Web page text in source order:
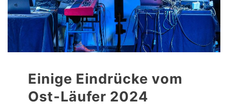
Einige Eindrücke vom
Ost-Läufer 2024